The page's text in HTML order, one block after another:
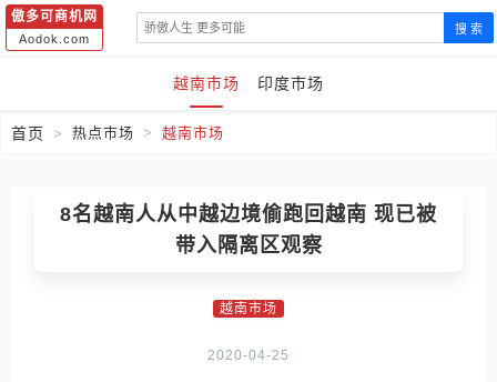
傲多可商机网
Aodok.com
搜 索
越南市场 印度市场
首页 热点市场 越南市场
8名越南人从中越边境偷跑回越南 现已被
带入隔离区观察
越南市场
2020-04-25